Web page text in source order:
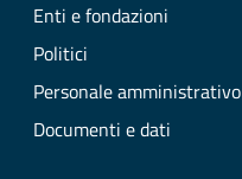
Enti e fondazioni
Politici
Personale amministrativo
Documenti e dati